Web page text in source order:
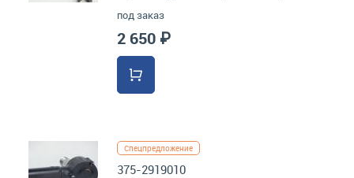
под заказ
2 650 ₽
Спецпредложение
375-2919010